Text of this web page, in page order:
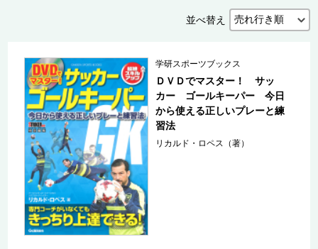
並べ替え
学研スポーツブックス
ＤＶＤでマスター！ サッ
カー ゴールキーパー 今日
から使える正しいプレーと練
習法
リカルド・ロペス（著）